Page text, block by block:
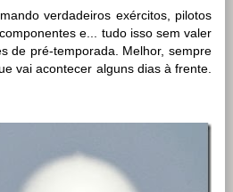
verdadeiros exércitos, pilotos
e... tudo isso sem valer
de pré-temporada. Melhor, sempre
vai acontecer alguns dias à frente.